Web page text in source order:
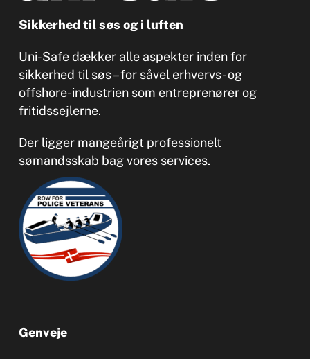
Sikkerhed til søs og i luften
Uni-Safe dækker alle aspekter inden for
sikkerhed til søs – for såvel erhvervs- og
offshore-industrien som entreprenører og
fritidssejlerne.
Der ligger mangeårigt professionelt
sømandsskab bag vores services.
Genveje